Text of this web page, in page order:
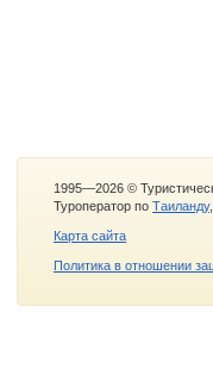
1995—2026 ©
Туроператор по Таиланду,
Карта сайта
Политика в отношении